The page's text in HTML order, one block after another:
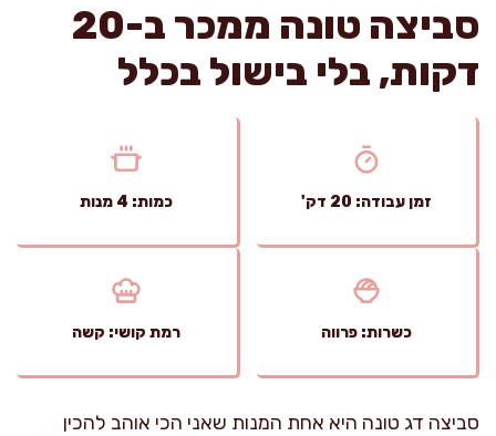
סביצה טונה ממכר ב-20
דקות, בלי בישול בכלל
זמן עבודה: 20 דק' כמות: 4 מנות
כשרות: פרווה רמת קושי: קשה
סביצה דג טונה היא אחת המנות שאני הכי אוהב להכין